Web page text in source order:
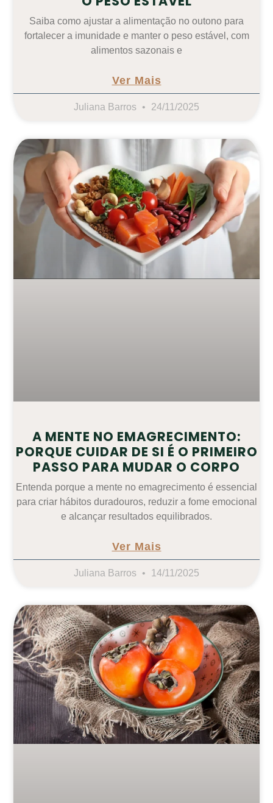
Saiba como ajustar a alimentação no outono para
fortalecer a imunidade e manter o peso estável, com
alimentos sazonais e
Ver Mais
Juliana Barros 24/11/2025
A MENTE NO EMAGRECIMENTO:
PORQUE CUIDAR DE SI É O PRIMEIRO
PASSO PARA MUDAR O CORPO
Entenda porque a mente no emagrecimento é essencial
para criar hábitos duradouros, reduzir a fome emocional
e alcançar resultados equilibrados.
Ver Mais
Juliana Barros 14/11/2025